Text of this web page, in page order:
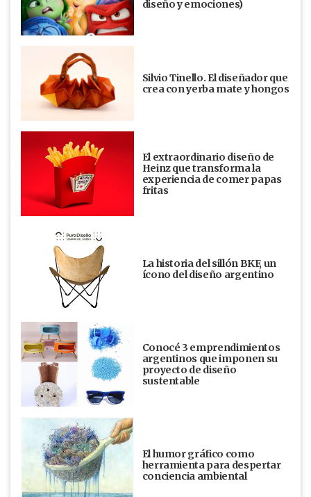
diseño y emociones)
Silvio Tinello. El diseñador que
crea con yerba mate y hongos
El extraordinario diseño de
Heinz que transforma la
experiencia de comer papas
fritas
La historia del sillón BKF, un
ícono del diseño argentino
Conocé 3 emprendimientos
argentinos que imponen su
proyecto de diseño
sustentable
El humor gráfico como
herramienta para despertar
conciencia ambiental